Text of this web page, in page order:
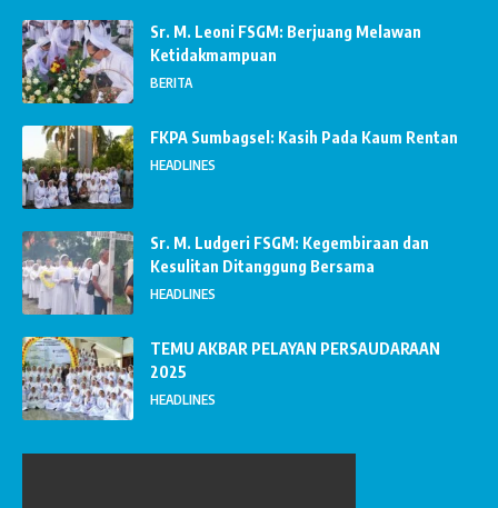
Sr. M. Leoni FSGM: Berjuang Melawan
Ketidakmampuan
BERITA
FKPA Sumbagsel: Kasih Pada Kaum Rentan
HEADLINES
Sr. M. Ludgeri FSGM: Kegembiraan dan
Kesulitan Ditanggung Bersama
HEADLINES
TEMU AKBAR PELAYAN PERSAUDARAAN
2025
HEADLINES